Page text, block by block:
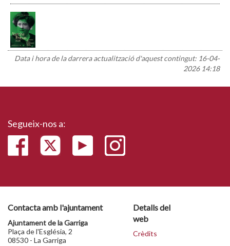
Data i hora de la darrera actualització d'aquest contingut: 16-04-
2026 14:18
Segueix-nos a:
Contacta amb l'ajuntament
Ajuntament de la Garriga
Plaça de l'Església, 2
08530 - La Garriga
Detalls del
web
Crèdits